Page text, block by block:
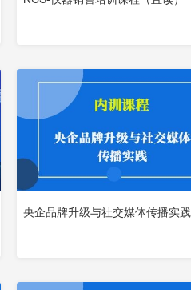
央企品牌升级与社交媒体传播实践